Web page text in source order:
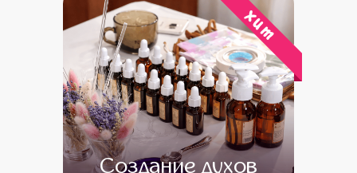
Создание духов
хит